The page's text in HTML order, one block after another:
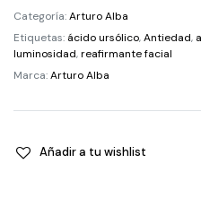
Ursólico
30
ml
quantity
Categoría:Arturo Alba
Etiquetas: ácido ursólico,Antiedad,
luminosidad,reafirmante facial
Marca:Arturo Alba
Añadir a tu wishlist